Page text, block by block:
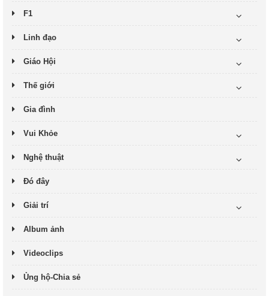
F1
Linh đạo
Giáo Hội
Thế giới
Gia đình
Vui Khỏe
Nghệ thuật
Đó đây
Giải trí
Album ảnh
Videoclips
Ủng hộ-Chia sẻ